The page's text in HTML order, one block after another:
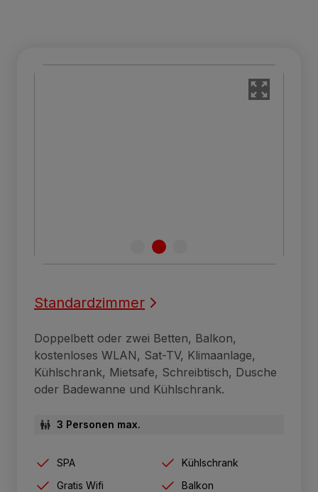
Standardzimmer
Doppelbett oder zwei Betten, Balkon,
kostenloses WLAN, Sat-TV, Klimaanlage,
Kühlschrank, Mietsafe, Schreibtisch, Dusche
oder Badewanne und Kühlschrank.
3 Personen max.
SPA
Kühlschrank
Gratis Wifi
Balkon